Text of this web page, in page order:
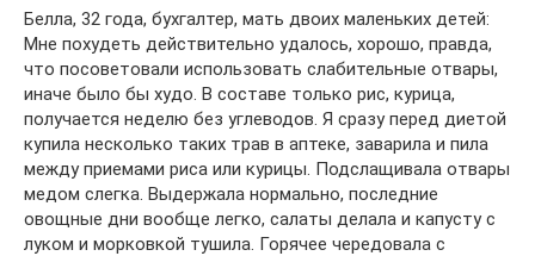
Белла, 32 года, бухгалтер, мать двоих маленьких детей:
Мне похудеть действительно удалось, хорошо, правда,
что посоветовали использовать слабительные отвары,
иначе было бы худо. В составе только рис, курица,
получается неделю без углеводов. Я сразу перед диетой
купила несколько таких трав в аптеке, заварила и пила
между приемами риса или курицы. Подслащивала отвары
медом слегка. Выдержала нормально, последние
овощные дни вообще легко, салаты делала и капусту с
луком и морковкой тушила. Горячее чередовала с